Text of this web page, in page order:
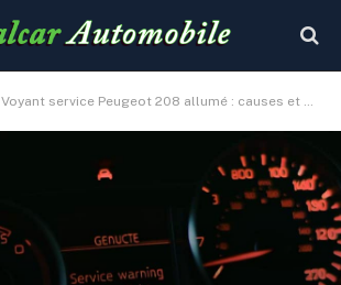
Voyant service Peugeot 208 allumé : causes et solutions détaillées